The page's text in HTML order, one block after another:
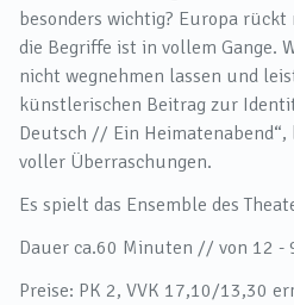
besonders wichtig? Europa
die Begriffe ist in vollem Gange.
nicht wegnehmen lassen und
künstlerischen Beitrag zur
Deutsch // Ein
voller Überraschungen.
Es spielt das Ensemble des
Dauer ca.60 Minuten // von 12 -
Preise: PK 2, VVK 17,10/13,30